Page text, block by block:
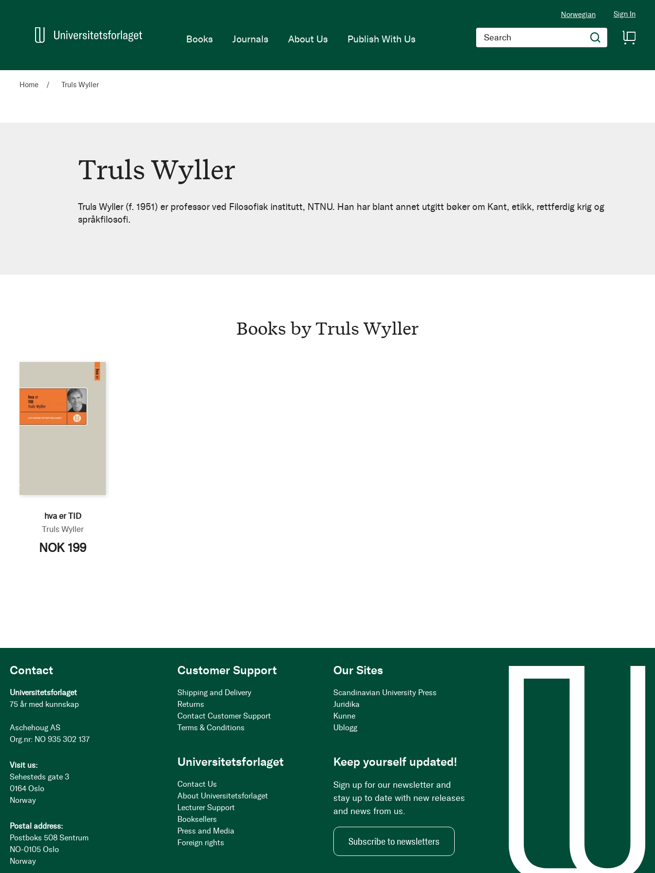
Norwegian Sign In
Search
Home
Books Journals About Us Publish With Us
Home Truls Wyller
Truls
Wyller
Truls Wyller
Truls Wyller (f. 1951) er professor ved Filosofisk institutt, NTNU. Han har blant annet utgitt bøker om Kant, etikk, rettferdig krig og
språkfilosofi.
Books by Truls Wyller
hva er TID
Truls Wyller
NOK 199
Contact
Universitetsforlaget
75 år med kunnskap
Aschehoug AS
Org.nr: NO 935 302 137
Visit us:
Sehesteds gate 3
0164 Oslo
Norway
Postal address:
Postboks 508 Sentrum
NO-0105 Oslo
Norway
Customer Support
Shipping and Delivery
Returns
Contact Customer Support
Terms & Conditions
Our Sites
Scandinavian University Press
Juridika
Kunne
Ublogg
Universitetsforlaget
Contact Us
About Universitetsforlaget
Lecturer Support
Booksellers
Press and Media
Foreign rights
Keep yourself updated!
Sign up for our newsletter and
stay up to date with new releases
and news from us.
Subscribe to newsletters